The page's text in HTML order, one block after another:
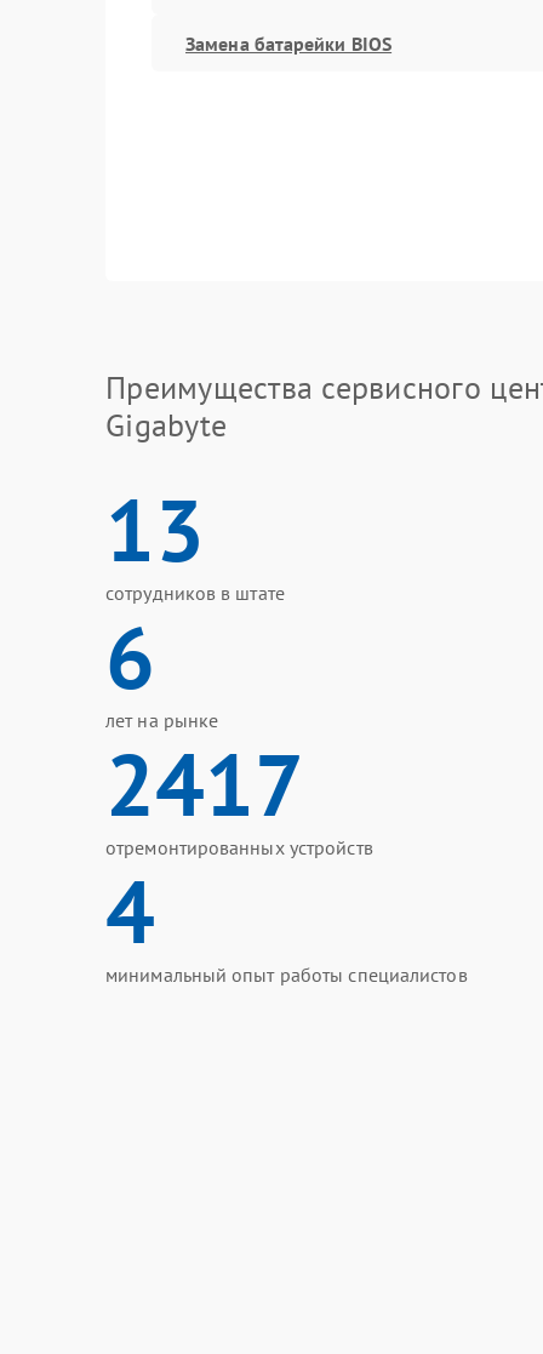
Замена батарейки BIOS
Преимущества сервисного
Gigabyte
13
сотрудников в штате
6
лет на рынке
2417
отремонтированных устройств
4
минимальный опыт работы специалистов